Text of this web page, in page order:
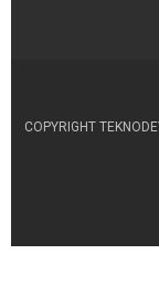
COPYRIGHT